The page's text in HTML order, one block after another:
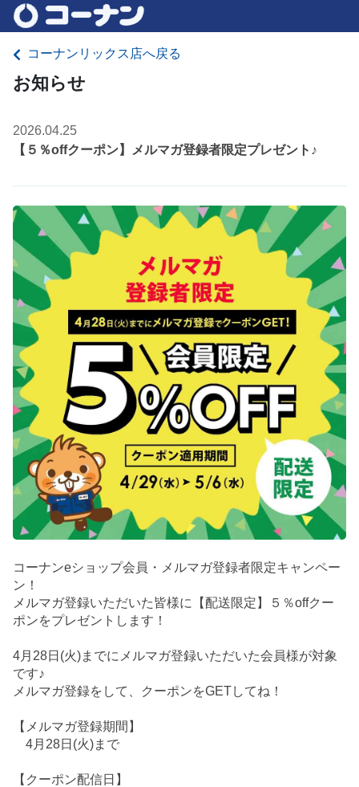
コーナンリックス店へ戻る
お知らせ
2026.04.25
【５％offクーポン】メルマガ登録者限定プレゼント♪
コーナンeショップ会員・メルマガ登録者限定キャンペー
ン！
メルマガ登録いただいた皆様に【配送限定】５％offクー
ポンをプレゼントします！
4月28日(火)までにメルマガ登録いただいた会員様が対象
です♪
メルマガ登録をして、クーポンをGETしてね！
【メルマガ登録期間】
4月28日(火)まで
【クーポン配信日】